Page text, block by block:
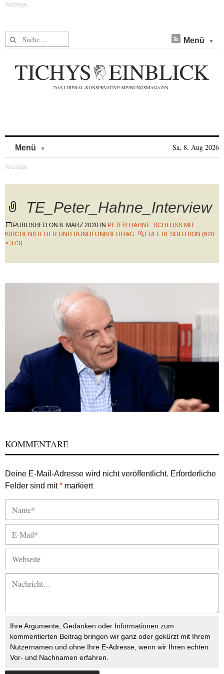
Suche nach: Menü
Menü Sa, 8. Aug 2026
TE_Peter_Hahne_Interview
PUBLISHED ON 8. MÄRZ 2020 IN PETER HAHNE: SCHLUSS MIT
KIRCHENSTEUER UND RUNDFUNKBEITRAG
FULL RESOLUTION (620
× 373)
KOMMENTARE
Deine E-Mail-Adresse wird nicht veröffentlicht. Erforderliche
Felder sind mit* markiert
Ihre Argumente, Gedanken oder Informationen zum
kommentierten Beitrag bringen wir ganz oder gekürzt mit Ihrem
Nutzernamen und ohne Ihre E-Adresse, wenn wir Ihren echten
Vor- und Nachnamen erfahren.